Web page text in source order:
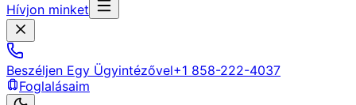
Hívjon minket
Beszéljen Egy Ügyintézővel+1 858-222-4037
Foglalásaim